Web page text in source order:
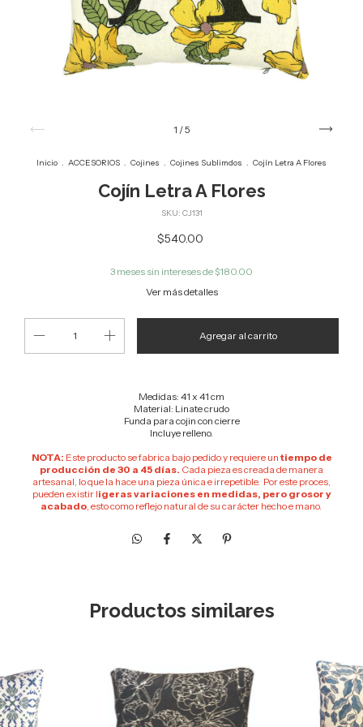
1 /5
Inicio . ACCESORIOS . Cojines . Cojines Sublimdos . Cojín Letra A Flores
Cojín Letra A Flores
SKU: CJ131
$540.00
3 meses sin intereses de $180.00
Ver más detalles
Medidas: 41 x 41 cm
Material: Linate crudo
Funda para cojin con cierre
Incluye relleno.
NOTA: Este producto se fabrica bajo pedido y requiere untiempo de
producción de 30 a 45 días. Cada pieza es creada de manera
artesanal, lo que la hace una pieza única e irrepetible. Por este proces,
pueden existir ligeras variaciones en medidas, pero grosor y
acabado, esto como reflejo natural de su carácter hecho e mano.
Productos similares